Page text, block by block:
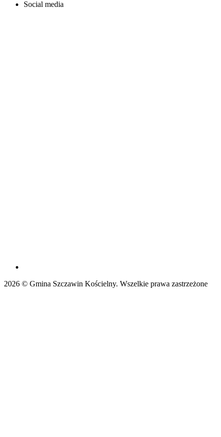
Social media
2026 © Gmina Szczawin Kościelny. Wszelkie prawa zastrzeżone